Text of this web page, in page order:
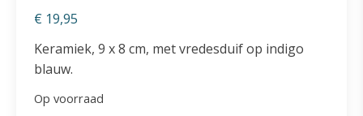
€ 19,95
Keramiek, 9 x 8 cm, met vredesduif op indigo
blauw.
Op voorraad